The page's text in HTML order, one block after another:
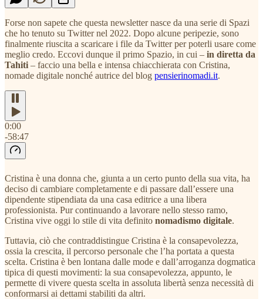
Forse non sapete che questa newsletter nasce da una serie di Spazi
che ho tenuto su Twitter nel 2022. Dopo alcune peripezie, sono
finalmente riuscita a scaricare i file da Twitter per poterli usare come
meglio credo. Eccovi dunque il primo Spazio, in cui – in diretta da
Tahiti – faccio una bella e intensa chiacchierata con Cristina,
nomade digitale nonché autrice del blog pensierinomadi.it.
0:00
-58:47
Cristina è una donna che, giunta a un certo punto della sua vita, ha
deciso di cambiare completamente e di passare dall’essere una
dipendente stipendiata da una casa editrice a una libera
professionista. Pur continuando a lavorare nello stesso ramo,
Cristina vive oggi lo stile di vita definito nomadismo digitale.
Tuttavia, ciò che contraddistingue Cristina è la consapevolezza,
ossia la crescita, il percorso personale che l’ha portata a questa
scelta. Cristina è ben lontana dalle mode e dall’arroganza dogmatica
tipica di questi movimenti: la sua consapevolezza, appunto, le
permette di vivere questa scelta in assoluta libertà senza necessità di
conformarsi ai dettami stabiliti da altri.